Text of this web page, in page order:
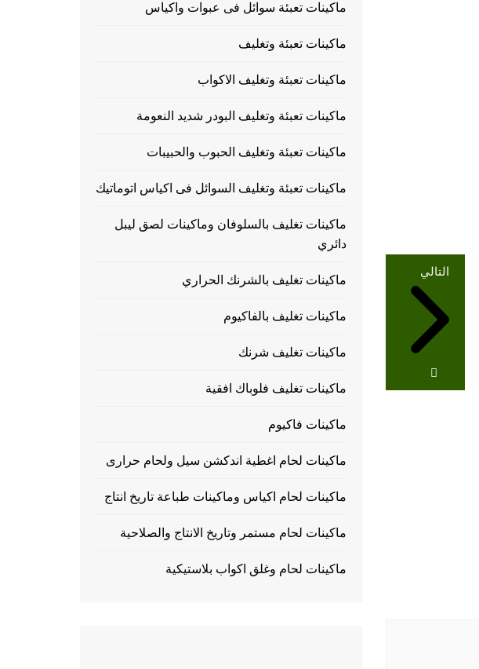
التالي
ماكينات تعبئة سوائل فى عبوات واكياس
ماكينات تعبئة وتغليف
ماكينات تعبئة وتغليف الاكواب
ماكينات تعبئة وتغليف البودر شديد النعومة
ماكينات تعبئة وتغليف الحبوب والحبيبات
ماكينات تعبئة وتغليف السوائل فى اكياس اتوماتيك
ماكينات تغليف بالسلوفان وماكينات لصق ليبل
دائري
ماكينات تغليف بالشرنك الحراري
ماكينات تغليف بالفاكيوم
ماكينات تغليف شرنك
ماكينات تغليف فلوباك افقية
ماكينات فاكيوم
ماكينات لحام اغطية اندكشن سيل ولحام حرارى
ماكينات لحام اكياس وماكينات طباعة تاريخ انتاج
ماكينات لحام مستمر وتاريخ الانتاج والصلاحية
ماكينات لحام وغلق اكواب بلاستيكية